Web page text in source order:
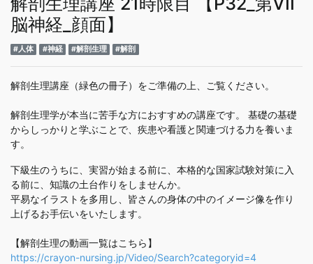
脳神経_顔面】
#人体 #神経 #解剖生理 #解剖
解剖生理講座（緑色の冊子）をご準備の上、ご覧ください。
解剖生理学が本当に苦手な方におすすめの講座です。 基礎の基礎
からしっかりと学ぶことで、疾患や看護と関連づける力を養いま
す。
下級生のうちに、実習が始まる前に、本格的な国家試験対策に入
る前に、知識の土台作りをしませんか。
平易なイラストを多用し、皆さんの身体の中のイメージ像を作り
上げるお手伝いをいたします。
【解剖生理の動画一覧はこちら】
https://crayon-nursing.jp/Video/Search?categoryid=4
7
解剖生理学講座
解剖生理講座 6時限目
解剖生理学講座
解剖生理講座 8時限目 【P16 気道の構造と機能】
解剖生理学講座
10
解剖生理学講座
解剖生理講座 9時限目 【P16_ 気管支の構造】
11
解剖生理学講座
解剖生理講座 11時限目 【P20 胸腔と呼吸筋】
12
解剖生理学講座
解剖生理講座 12時限目 【P20 呼気】
13
解剖生理学講座
解剖生理講座 13時限目 【P24_肺気量分画】